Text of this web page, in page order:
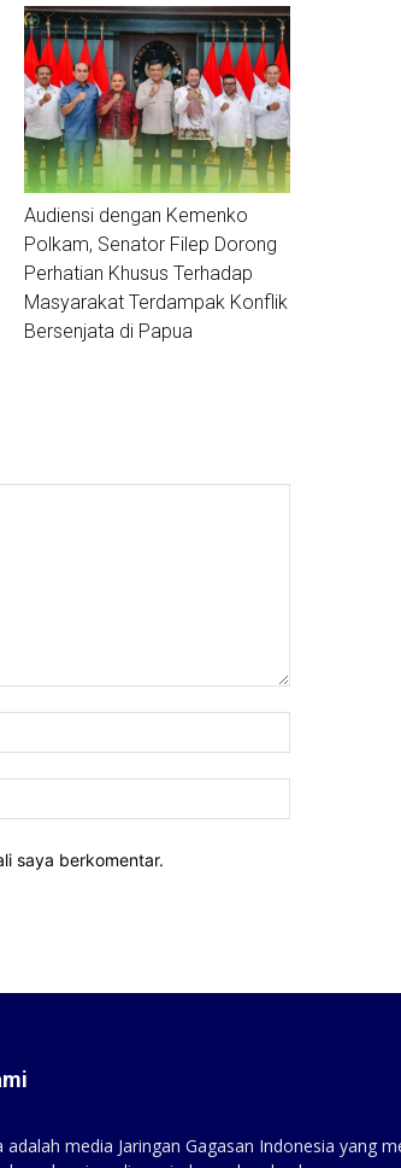
Audiensi dengan Kemenko
Polkam, Senator Filep Dorong
Perhatian Khusus Terhadap
Masyarakat Terdampak Konflik
Bersenjata di Papua
saya berkomentar.
adalah media Jaringan Gagasan Indonesia yang